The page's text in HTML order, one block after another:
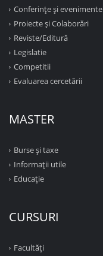
Conferinţe şi evenimente
Proiecte şi Colaborări
Reviste/Editură
Legislatie
Competitii
Evaluarea cercetării
MASTER
Burse și taxe
Informații utile
Educație
CURSURI
Facultăţi